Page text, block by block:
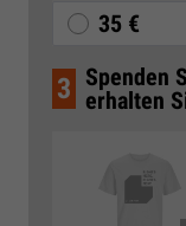
35 €
3 Spenden
erhalten